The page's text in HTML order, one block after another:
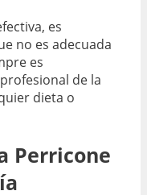
es
no es adecuada
es
de la
dieta o
Perricone